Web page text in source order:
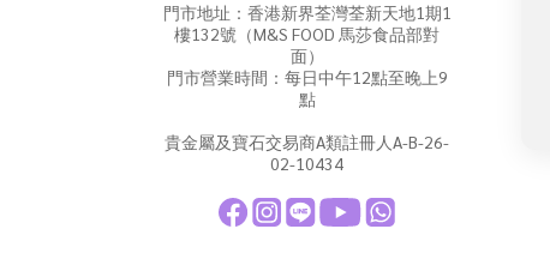
門市地址：香港新界荃灣荃新天地1期1
樓132號（M&S FOOD 馬莎食品部對
面）
門市營業時間：每日中午12點至晚上9
點
貴金屬及寶石交易商A類註冊人A-B-26-
02-10434